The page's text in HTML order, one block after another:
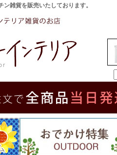
雑貨を販売いたしております。